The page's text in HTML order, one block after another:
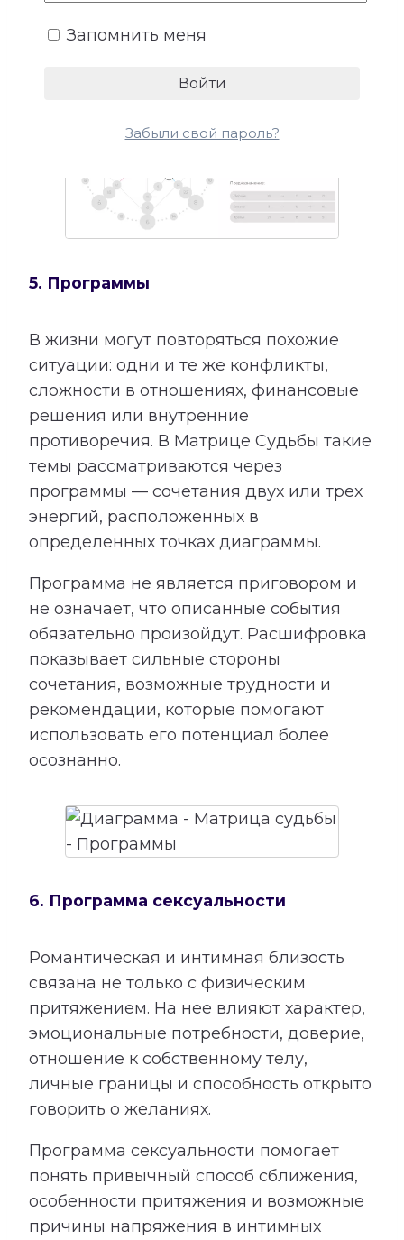
5. Программы
В жизни могут повторяться похожие
ситуации: одни и те же конфликты,
сложности в отношениях, финансовые
решения или внутренние
противоречия. В Матрице Судьбы такие
темы рассматриваются через
программы — сочетания двух или трех
энергий, расположенных в
определенных точках диаграммы.
Программа не является приговором и
не означает, что описанные события
обязательно произойдут. Расшифровка
показывает сильные стороны
сочетания, возможные трудности и
рекомендации, которые помогают
использовать его потенциал более
осознанно.
6. Программа сексуальности
Романтическая и интимная близость
связана не только с физическим
притяжением. На нее влияют характер,
эмоциональные потребности, доверие,
отношение к собственному телу,
личные границы и способность открыто
говорить о желаниях.
Программа сексуальности помогает
понять привычный способ сближения,
особенности притяжения и возможные
причины напряжения в интимных
Запомнить меня
Забыли свой пароль?